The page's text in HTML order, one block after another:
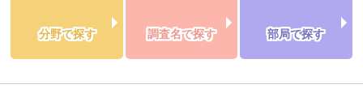
分野で探す 調査名で探す 部局で探す